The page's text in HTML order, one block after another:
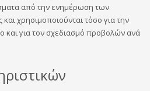
από την ενημέρωση των
χρησιμοποιούνται τόσο για την
και για τον σχεδιασμό προβολών ανά